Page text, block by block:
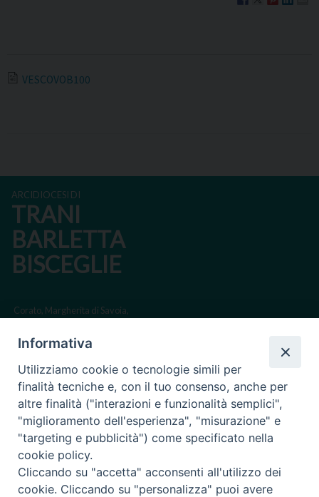
VESCOVOB100
ARCIDIOCESI DI
TRANI
BARLETTA
BISCEGLIE
Corato, Margherita di Savoia,
Regione ecclesiastica Puglia
Via Beltrani, 9
76125 Trani BT
Centralino Tel. 0883 494211
Cancelleria Tel. 0883 494204
Informativa
Utilizziamo cookie o tecnologie simili per
finalità tecniche e, con il tuo consenso, anche per
altre finalità ("interazioni e funzionalità semplici",
"miglioramento dell'esperienza", "misurazione" e
"targeting e pubblicità") come specificato nella
cookie policy.
Cliccando su "accetta" acconsenti all'utilizzo dei
cookie. Cliccando su "personalizza" puoi avere